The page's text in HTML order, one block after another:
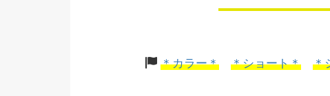
＊カラー＊ ＊ショート＊ ＊